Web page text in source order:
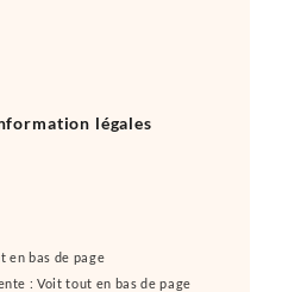
légales
en bas de page
: Voit tout en bas de page